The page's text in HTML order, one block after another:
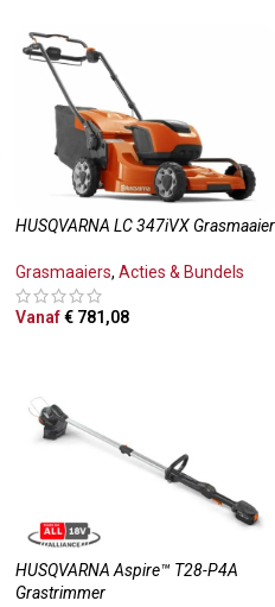
HUSQVARNA LC 347iVX Grasmaaier
Grasmaaiers, Acties & Bundels
Vanaf€ 781,08
HUSQVARNA Aspire™ T28-P4A
Grastrimmer